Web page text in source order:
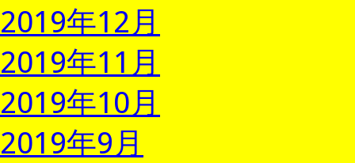
2019年12月
2019年11月
2019年10月
2019年9月